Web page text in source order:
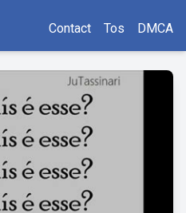
Contact Tos DMCA